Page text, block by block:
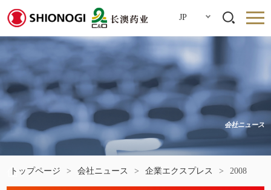
JP
会社ニュース
トップページ > 会社ニュース > 企業エクスプレス > 2008